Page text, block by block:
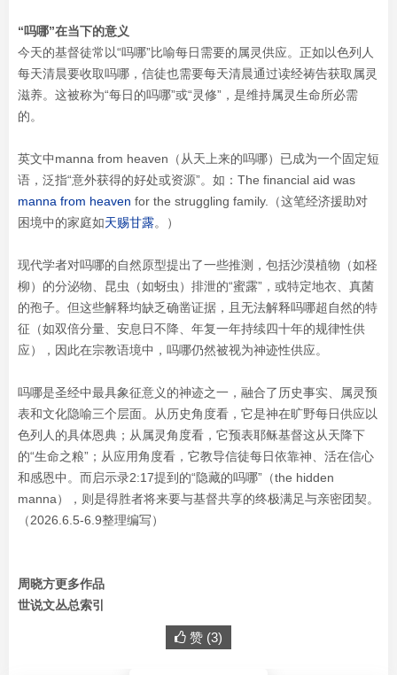
“吗哪”在当下的意义
今天的基督徒常以“吗哪”比喻每日需要的属灵供应。正如以色列人
每天清晨要收取吗哪，信徒也需要每天清晨通过读经祷告获取属灵
滋养。这被称为“每日的吗哪”或“灵修”，是维持属灵生命所必需
的。
英文中manna from heaven（从天上来的吗哪）已成为一个固定短
语，泛指“意外获得的好处或资源”。如：The financial aid was
manna from heaven for the struggling family.（这笔经济援助对
困境中的家庭如天赐甘露。）
现代学者对吗哪的自然原型提出了一些推测，包括沙漠植物（如柽
柳）的分泌物、昆虫（如蚜虫）排泄的“蜜露”，或特定地衣、真菌
的孢子。但这些解释均缺乏确凿证据，且无法解释吗哪超自然的特
征（如双倍分量、安息日不降、年复一年持续四十年的规律性供
应），因此在宗教语境中，吗哪仍然被视为神迹性供应。
吗哪是圣经中最具象征意义的神迹之一，融合了历史事实、属灵预
表和文化隐喻三个层面。从历史角度看，它是神在旷野每日供应以
色列人的具体恩典；从属灵角度看，它预表耶稣基督这从天降下
的“生命之粮”；从应用角度看，它教导信徒每日依靠神、活在信心
和感恩中。而启示录2:17提到的“隐藏的吗哪”（the hidden
manna），则是得胜者将来要与基督共享的终极满足与亲密团契。
（2026.6.5-6.9整理编写）
周晓方更多作品
世说文丛总索引
赞 (3)